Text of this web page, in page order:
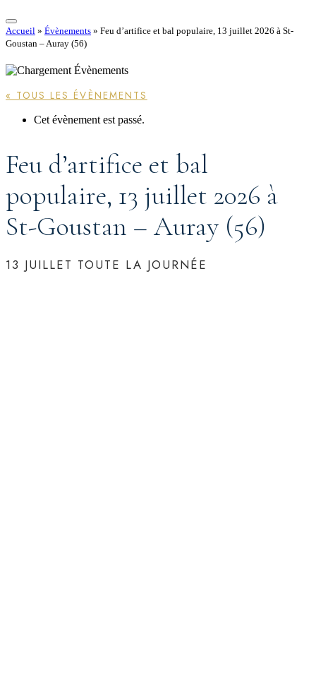
Accueil » Évènements » Feu d’artifice et bal populaire, 13 juillet 2026 à St-
Goustan – Auray (56)
« TOUS LES ÉVÈNEMENTS
Cet évènement est passé.
Feu d’artifice et bal
populaire, 13 juillet 2026 à
St-Goustan – Auray (56)
13 JUILLET TOUTE LA JOURNÉE